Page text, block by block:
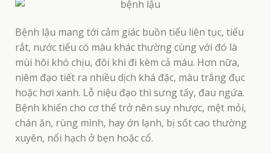
Bệnh lậu mang tới cảm giác buồn tiểu liên tục, tiểu
rắt, nước tiểu có màu khác thường cùng với đó là
mùi hôi khó chịu, đôi khi đi kèm cả máu. Hơn nữa,
niêm đạo tiết ra nhiều dịch khá đặc, màu trắng đục
hoặc hơi xanh. Lỗ niệu đạo thì sưng tấy, đau ngứa.
Bệnh khiến cho cơ thể trở nên suy nhược, mệt mỏi,
chán ăn, rùng mình, hay ớn lạnh, bị sốt cao thường
xuyên, nổi hạch ở bẹn hoặc cổ.